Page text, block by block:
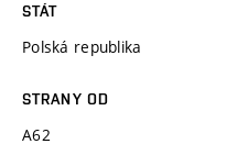
STÁT
Polská republika
STRANY OD
A62